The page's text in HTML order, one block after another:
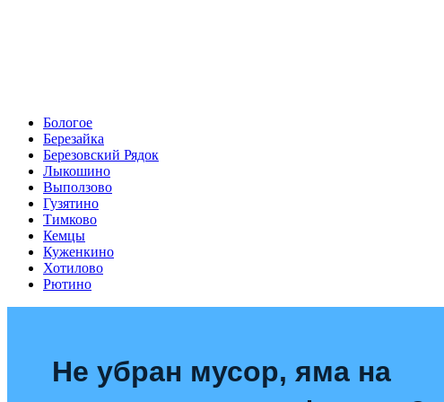
Бологое
Березайка
Березовский Рядок
Лыкошино
Выползово
Гузятино
Тимково
Кемцы
Куженкино
Хотилово
Рютино
Не убран мусор, яма на